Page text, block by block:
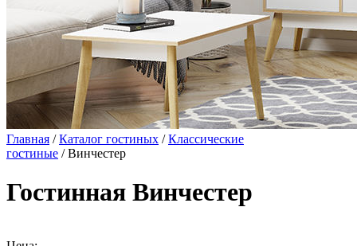
Главная /Каталог гостиных /Классические
гостиные / Винчестер
Гостинная Винчестер